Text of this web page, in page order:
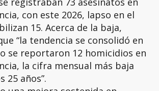
con este 2026, lapso en el
15. Acerca de la baja,
“la tendencia se consolidó en
se reportaron 12 homicidios en
la cifra mensual más baja
25 años”.